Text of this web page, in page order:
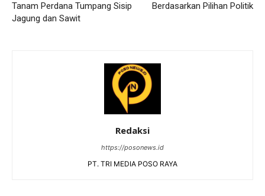
Tanam Perdana Tumpang Sisip
Jagung dan Sawit
Berdasarkan Pilihan Politik
Redaksi
https://posonews.id
PT. TRI MEDIA POSO RAYA